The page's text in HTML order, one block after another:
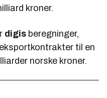
kroner.
digis beregninger,
til en
norske kroner.